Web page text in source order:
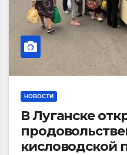
НОВОСТИ
В Луганске
кисловодской